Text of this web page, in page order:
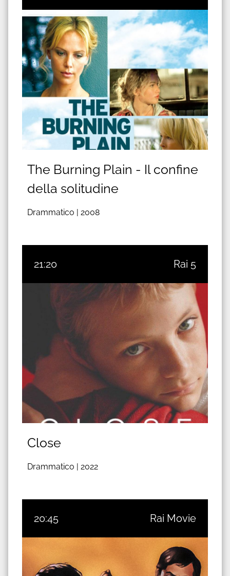
The Burning Plain - Il confine
della solitudine
Drammatico | 2008
21:20 Rai 5
Close
Drammatico | 2022
20:45 Rai Movie